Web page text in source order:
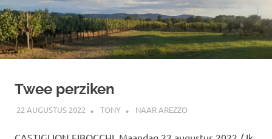
de
inhoud
springen
Twee perziken
22 AUGUSTUS 2022 TONY NAAR AREZZO